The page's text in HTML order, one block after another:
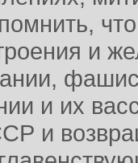
и
и их
и